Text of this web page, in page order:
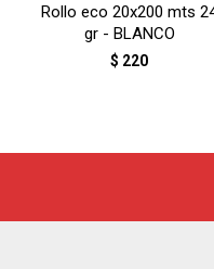
Rollo eco 20x200 mts
gr - BLANCO
$ 220